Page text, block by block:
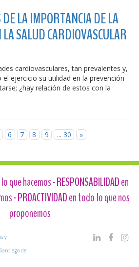
LA IMPORTANCIA DE LA
SALUD CARDIOVASCULAR
cardiovasculares, tan prevalentes y,
ejercicio su utilidad en la prevención
¿hay relación de estos con la
6 7 8 9 ... 30 »
que hacemos -RESPONSABILIDADen
-PROACTIVIDADen todo lo que nos
proponemos
y
de